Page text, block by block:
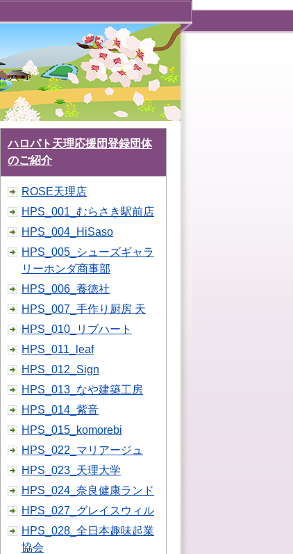
ハロパト天理応援団登録団体
のご紹介
ROSE天理店
HPS_001_むらさき駅前店
HPS_004_HiSaso
HPS_005_シューズギャラ
リーホンダ商事部
HPS_006_養徳社
HPS_007_手作り厨房 天
HPS_010_リブハート
HPS_011_leaf
HPS_012_Sign
HPS_013_なや建築工房
HPS_014_紫音
HPS_015_komorebi
HPS_022_マリアージュ
HPS_023_天理大学
HPS_024_奈良健康ランド
HPS_027_グレイスウィル
HPS_028_全日本趣味起業
協会